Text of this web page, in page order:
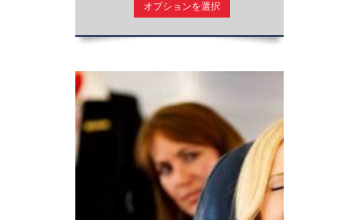
オプションを選択